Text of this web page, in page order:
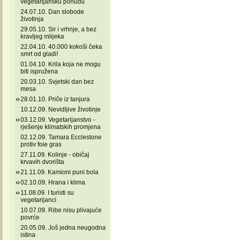
vegetarijansku ponudu
24.07.10. Dan slobode
životinja
29.05.10. Sir i vrhnje, a bez
kravljeg mlijeka
22.04.10. 40.000 kokoši čeka
smrt od gladi!
01.04.10. Krila koja ne mogu
biti ispružena
20.03.10. Svjetski dan bez
mesa
28.01.10. Priče iz tanjura
10.12.09. Nevidljive životinje
03.12.09. Vegetarijanstvo -
rješenje klimatskih promjena
02.12.09. Tamara Ecclestone
protiv foie gras
27.11.09. Kolinje - običaj
krvavih dvorišta
21.11.09. Kamioni puni bola
02.10.09. Hrana i klima
11.08.09. I turisti su
vegetarijanci
10.07.09. Ribe nisu plivajuće
povrće
20.05.09. Još jedna neugodna
istina